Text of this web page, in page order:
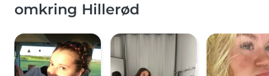
omkring Hillerød